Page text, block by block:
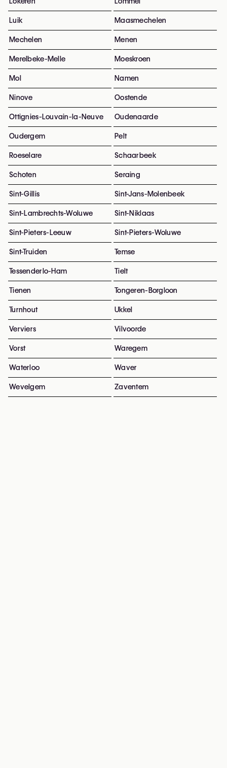
Luik Maasmechelen
Mechelen Menen
Merelbeke-Melle Moeskroen
Mol Namen
Ninove Oostende
Ottignies-Louvain-la-Neuve Oudenaarde
Oudergem Pelt
Roeselare Schaarbeek
Schoten Seraing
Sint-Gillis Sint-Jans-Molenbeek
Sint-Lambrechts-Woluwe Sint-Niklaas
Sint-Pieters-Leeuw Sint-Pieters-Woluwe
Sint-Truiden Temse
Tessenderlo-Ham Tielt
Tienen Tongeren-Borgloon
Turnhout Ukkel
Verviers Vilvoorde
Vorst Waregem
Waterloo Waver
Wevelgem Zaventem